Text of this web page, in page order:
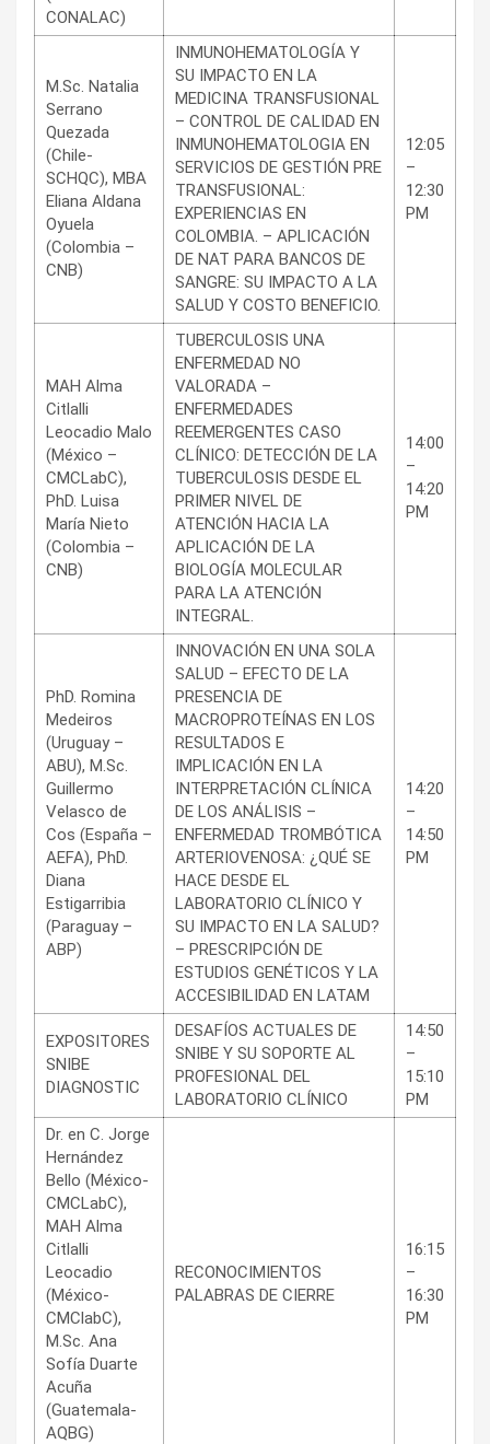
CONALAC)
M.Sc. Natalia
Serrano
Quezada
(Chile-
SCHQC), MBA
Eliana Aldana
Oyuela
(Colombia –
CNB)
INMUNOHEMATOLOGÍA Y
SU IMPACTO EN LA
MEDICINA TRANSFUSIONAL
– CONTROL DE CALIDAD EN
INMUNOHEMATOLOGIA EN
SERVICIOS DE GESTIÓN PRE
TRANSFUSIONAL:
EXPERIENCIAS EN
COLOMBIA. – APLICACIÓN
DE NAT PARA BANCOS DE
SANGRE: SU IMPACTO A LA
SALUD Y COSTO BENEFICIO.
12:05
–
12:30
PM
MAH Alma
Citlalli
Leocadio Malo
(México –
CMCLabC),
PhD. Luisa
María Nieto
(Colombia –
CNB)
TUBERCULOSIS UNA
ENFERMEDAD NO
VALORADA –
ENFERMEDADES
REEMERGENTES CASO
CLÍNICO: DETECCIÓN DE LA
TUBERCULOSIS DESDE EL
PRIMER NIVEL DE
ATENCIÓN HACIA LA
APLICACIÓN DE LA
BIOLOGÍA MOLECULAR
PARA LA ATENCIÓN
INTEGRAL.
14:00
–
14:20
PM
PhD. Romina
Medeiros
(Uruguay –
ABU), M.Sc.
Guillermo
Velasco de
Cos (España –
AEFA), PhD.
Diana
Estigarribia
(Paraguay –
ABP)
INNOVACIÓN EN UNA SOLA
SALUD – EFECTO DE LA
PRESENCIA DE
MACROPROTEÍNAS EN LOS
RESULTADOS E
IMPLICACIÓN EN LA
INTERPRETACIÓN CLÍNICA
DE LOS ANÁLISIS –
ENFERMEDAD TROMBÓTICA
ARTERIOVENOSA: ¿QUÉ SE
HACE DESDE EL
LABORATORIO CLÍNICO Y
SU IMPACTO EN LA SALUD?
– PRESCRIPCIÓN DE
ESTUDIOS GENÉTICOS Y LA
ACCESIBILIDAD EN LATAM
14:20
–
14:50
PM
EXPOSITORES
SNIBE
DIAGNOSTIC
DESAFÍOS ACTUALES DE
SNIBE Y SU SOPORTE AL
PROFESIONAL DEL
LABORATORIO CLÍNICO
14:50
–
15:10
PM
Dr. en C. Jorge
Hernández
Bello (México-
CMCLabC),
MAH Alma
Citlalli
Leocadio
(México-
CMClabC),
M.Sc. Ana
Sofía Duarte
Acuña
(Guatemala-
AQBG)
RECONOCIMIENTOS
PALABRAS DE CIERRE
16:15
–
16:30
PM